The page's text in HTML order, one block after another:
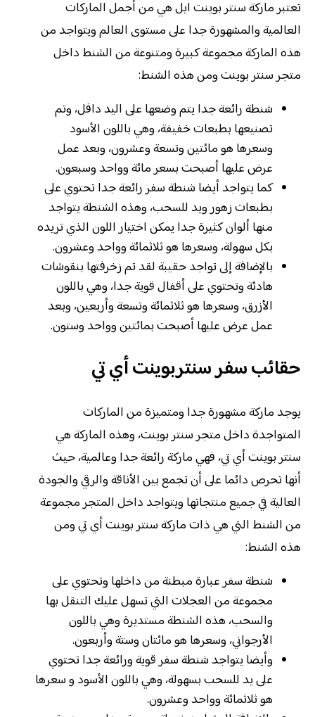
تعتبر ماركة سنتر بوينت ايل هي من أجمل الماركات
العالمية والمشهورة جدا على مستوى العالم ويتواجد من
هذه الماركة مجموعة كبيرة ومتنوعة من الشنط داخل
متجر سنتر بوينت ومن هذه الشنط:
شنطة رائعة جدا يتم وضعها على اليد دافل، وتم
تصنيعها بطبعات خفيفة، وهي باللون الأسود
وسعرها هو مائتين وتسعة وعشرون، وبعد عمل
عرض عليها أصبحت بسعر مائة وواحد وسبعون.
كما يتواجد أيضا شنطة سفر رائعة جدا تحتوي على
بطبعات زهور ويد للسحب، وهذه الشنطة يتواجد
منها ألوان كثيرة جدا يمكن اختيار اللون الذي تريده
بكل سهولة، وسعرها هو ثلاثمائة وواحد وعشرون.
بالإضافة إلى تواجد حقيبة لقد تم زخرفتها بنقوشات
هادئة وتحتوي على أقفال قوية جدا، وهي باللون
الأزرق، وسعرها هو ثلاثمائة وتسعة وأربعين، وبعد
عمل عرض عليها أصبحت بمائتين وواحد وستون.
حقائب سفر سنتربوينت أي تي
يوجد ماركة مشهورة جدا ومتميزة من الماركات
المتواجدة داخل متجر سنتر بوينت، وهذه الماركة هي
سنتر بوينت أي تي، فهي ماركة رائعة جدا وعالمية، حيث
أنها تحرص دائما على أن تجمع بين الأناقة والرقي والجودة
العالية في جميع منتجاتها ويتواجد داخل المتجر مجموعة
من الشنط التي هي ذات ماركة سنتر بوينت أي تي ومن
هذه الشنط:
شنطة سفر عبارة مبطنة من داخلها وتحتوي على
مجموعة من العجلات التي تسهل عليك التنقل بها
والسحب، هذه الشنطة مستديرة وهي باللون
الأرجواني، وسعرها هو مائتان وستة وأربعون.
وأيضا يتواجد شنطة سفر قوية ورائعة جدا تحتوي
على يد للسحب بسهولة، وهي باللون الأسود و سعرها
هو ثلاثمائة وواحد وعشرون.